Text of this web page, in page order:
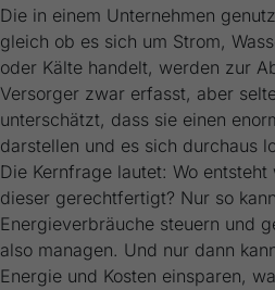
Die in einem Unternehmen
gleich ob es sich um Strom,
oder Kälte handelt, werden zur
Versorger zwar erfasst, aber
unterschätzt, dass sie einen
darstellen und es sich durchaus
Die Kernfrage lautet: Wo
dieser gerechtfertigt? Nur so
Energieverbräuche steuern und
also managen. Und nur dann
Energie und Kosten einsparen,
Laufzeit 1 Jahr
Dieses Cookie
Cookie-
speichern.
Name
Anbieter FRAKO
Laufzeit 1 Jahr
zusätzliche Informationen